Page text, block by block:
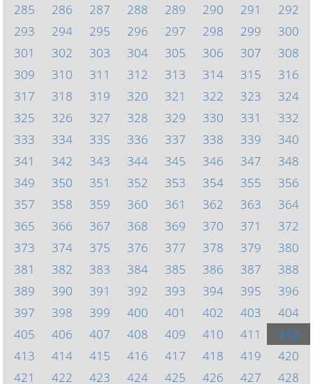
285
286 287 288 289 290 291
292
293
294 295 296 297 298 299
300
301
302 303 304 305 306 307
308
309
310 311 312 313 314 315
316
317
318 319 320 321 322 323
324
325
326 327 328 329 330 331
332
333
334 335 336 337 338 339
340
341
342 343 344 345 346 347
348
349
350 351 352 353 354 355
356
357
358 359 360 361 362 363
364
365
366 367 368 369 370 371
372
373
374 375 376 377 378 379
380
381
382 383 384 385 386 387
388
389
390 391 392 393 394 395
396
397
398 399 400 401 402 403
404
405
406 407 408 409 410 411
412
413
414 415 416 417 418 419
420
421
422 423 424 425 426 427 428